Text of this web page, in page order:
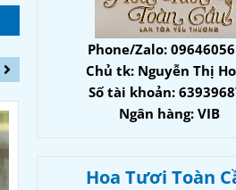
Phone/Zalo:
Chủ tk: Nguyễn Thị
Số tài khoản:
Ngân hàng: VIB
Hoa Tươi Toàn